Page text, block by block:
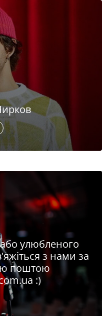
улюбленого
з нами за
поштою
:)